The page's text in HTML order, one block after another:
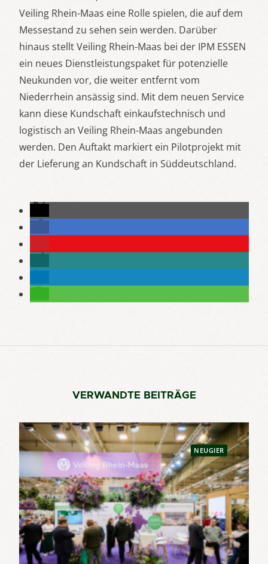
Veiling Rhein-Maas eine Rolle spielen, die auf dem
Messestand zu sehen sein werden. Darüber
hinaus stellt Veiling Rhein-Maas bei der IPM ESSEN
ein neues Dienstleistungspaket für potenzielle
Neukunden vor, die weiter entfernt vom
Niederrhein ansässig sind. Mit dem neuen Service
kann diese Kundschaft einkaufstechnisch und
logistisch an Veiling Rhein-Maas angebunden
werden. Den Auftakt markiert ein Pilotprojekt mit
der Lieferung an Kundschaft in Süddeutschland.
VERWANDTE BEITRÄGE
NEUGIER